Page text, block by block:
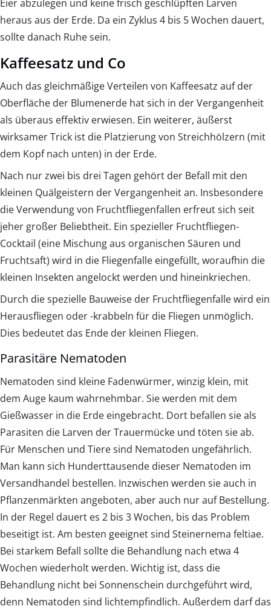
Eier abzulegen und keine frisch geschlüpften Larven
heraus aus der Erde. Da ein Zyklus 4 bis 5 Wochen dauert,
sollte danach Ruhe sein.
Kaffeesatz und Co
Auch das gleichmäßige Verteilen von Kaffeesatz auf der
Oberfläche der Blumenerde hat sich in der Vergangenheit
als überaus effektiv erwiesen. Ein weiterer, äußerst
wirksamer Trick ist die Platzierung von Streichhölzern (mit
dem Kopf nach unten) in der Erde.
Nach nur zwei bis drei Tagen gehört der Befall mit den
kleinen Quälgeistern der Vergangenheit an. Insbesondere
die Verwendung von Fruchtfliegenfallen erfreut sich seit
jeher großer Beliebtheit. Ein spezieller Fruchtfliegen-
Cocktail (eine Mischung aus organischen Säuren und
Fruchtsaft) wird in die Fliegenfalle eingefüllt, woraufhin die
kleinen Insekten angelockt werden und hineinkriechen.
Durch die spezielle Bauweise der Fruchtfliegenfalle wird ein
Herausfliegen oder -krabbeln für die Fliegen unmöglich.
Dies bedeutet das Ende der kleinen Fliegen.
Parasitäre Nematoden
Nematoden sind kleine Fadenwürmer, winzig klein, mit
dem Auge kaum wahrnehmbar. Sie werden mit dem
Gießwasser in die Erde eingebracht. Dort befallen sie als
Parasiten die Larven der Trauermücke und töten sie ab.
Für Menschen und Tiere sind Nematoden ungefährlich.
Man kann sich Hunderttausende dieser Nematoden im
Versandhandel bestellen. Inzwischen werden sie auch in
Pflanzenmärkten angeboten, aber auch nur auf Bestellung.
In der Regel dauert es 2 bis 3 Wochen, bis das Problem
beseitigt ist. Am besten geeignet sind Steinernema feltiae.
Bei starkem Befall sollte die Behandlung nach etwa 4
Wochen wiederholt werden. Wichtig ist, dass die
Behandlung nicht bei Sonnenschein durchgeführt wird,
denn Nematoden sind lichtempfindlich. Außerdem darf das